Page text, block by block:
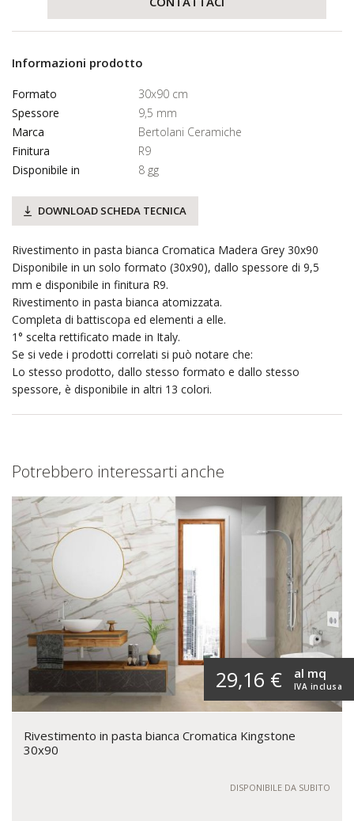
Informazioni prodotto
Formato
30x90 cm
Spessore
9,5 mm
Marca
Bertolani Ceramiche
Finitura
R9
Disponibile in
8 gg
DOWNLOAD SCHEDA TECNICA
Rivestimento in pasta bianca Cromatica Madera Grey 30x90
Disponibile in un solo formato (30x90), dallo spessore di 9,5
mm e disponibile in finitura R9.
Rivestimento in pasta bianca atomizzata.
Completa di battiscopa ed elementi a elle.
1° scelta rettificato made in Italy.
Se si vede i prodotti correlati si può notare che:
Lo stesso prodotto, dallo stesso formato e dallo stesso
spessore, è disponibile in altri 13 colori.
Potrebbero interessarti anche
29,16 € IVA inclusa
al mq
Rivestimento in pasta bianca Cromatica Kingstone
30x90
DISPONIBILE DA SUBITO